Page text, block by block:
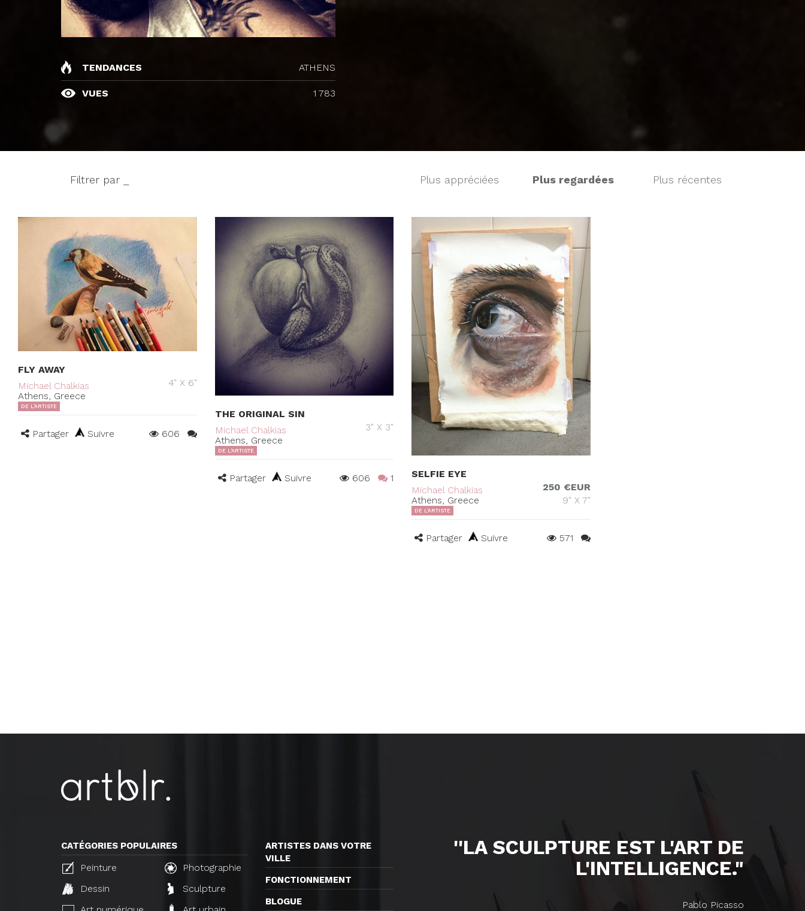
TENDANCES ATHENS
VUES 1 783
Filtrer par _ Plus appréciées Plus regardées Plus récentes
FLY AWAY
Michael Chalkias
Athens, Greece
4" X 6"
DE L'ARTISTE
Partager Suivre 606
THE ORIGINAL SIN
Michael Chalkias
Athens, Greece
3" X 3"
DE L'ARTISTE
Partager Suivre 606 1
SELFIE EYE
Michael Chalkias
Athens, Greece
250 €EUR
9" X 7"
DE L'ARTISTE
Partager Suivre 571
CATÉGORIES POPULAIRES
Peinture
Photographie
Dessin
Sculpture
ARTISTES DANS VOTRE
VILLE
FONCTIONNEMENT
BLOGUE
''LA SCULPTURE EST L'ART DE
L'INTELLIGENCE."
Pablo Picasso